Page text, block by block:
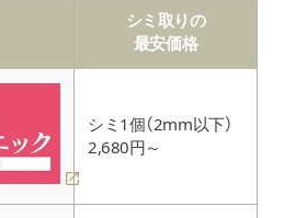
シミ取りの
最安価格
シミ1個（2mm以下）
2,680円～